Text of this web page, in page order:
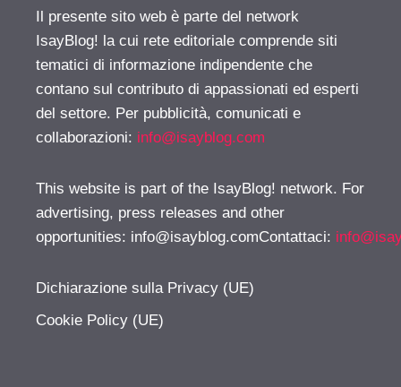
Il presente sito web è parte del network
IsayBlog! la cui rete editoriale comprende siti
tematici di informazione indipendente che
contano sul contributo di appassionati ed esperti
del settore. Per pubblicità, comunicati e
collaborazioni: info@isayblog.com
This website is part of the IsayBlog! network. For
advertising, press releases and other
opportunities: info@isayblog.comContattaci:
Dichiarazione sulla Privacy (UE)
Cookie Policy (UE)